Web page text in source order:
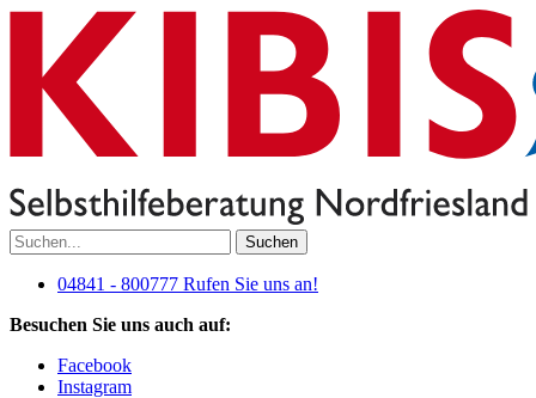
Suchen
04841 - 800777 Rufen Sie uns an!
Besuchen Sie uns auch auf:
Facebook
Instagram